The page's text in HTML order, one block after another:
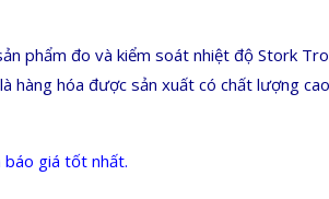
phẩm đo và kiểm soát nhiệt độ Stork
hàng hóa được sản xuất có chất lượng
báo giá tốt nhất.